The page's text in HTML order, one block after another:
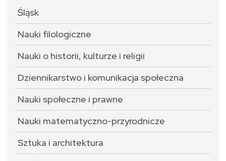
Śląsk
Nauki filologiczne
Nauki o historii, kulturze i religii
Dziennikarstwo i komunikacja społeczna
Nauki społeczne i prawne
Nauki matematyczno-przyrodnicze
Sztuka i architektura